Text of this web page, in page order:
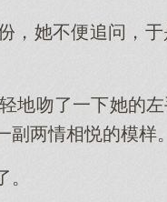
，她不便追问，
地吻了一下她的
两情相悦的模样。